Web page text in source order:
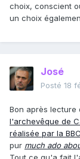
choix, conscient
un choix
José
Posté 18
Bon après lecture
l'archevêque de
réalisée par la BBC
pur much ado